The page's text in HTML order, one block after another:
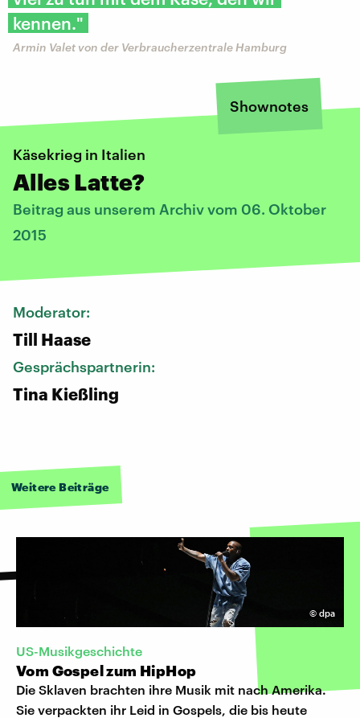
kennen."
Armin Valet von der Verbraucherzentrale Hamburg
Shownotes
Käsekrieg in Italien
Alles Latte?
Beitrag aus unserem Archiv vom 06. Oktober
2015
Moderator:
Till Haase
Gesprächspartnerin:
Tina Kießling
Weitere Beiträge
© dpa
US-Musikgeschichte
Vom Gospel zum HipHop
Die Sklaven brachten ihre Musik mit nach Amerika.
Sie verpackten ihr Leid in Gospels, die bis heute